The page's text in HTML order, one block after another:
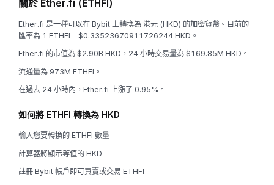
關於 Ether.fi (ETHFI)
Ether.fi 是一種可以在 Bybit 上轉換為 港元 (HKD) 的加密貨幣。目前的
匯率為 1 ETHFI = $0.33523670911726244 HKD。
Ether.fi 的市值為 $2.90B HKD，24 小時交易量為 $169.85M HKD。
流通量為 973M ETHFI。
在過去 24 小時內，Ether.fi 上漲了 0.95%。
如何將 ETHFI 轉換為 HKD
輸入您要轉換的 ETHFI 數量
計算器將顯示等值的 HKD
註冊 Bybit 帳戶即可買賣或交易 ETHFI